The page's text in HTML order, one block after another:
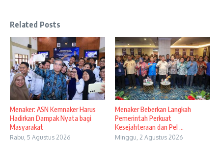
Related Posts
Menaker: ASN Kemnaker Harus
Hadirkan Dampak Nyata bagi
Masyarakat
Rabu, 5 Agustus 2026
Menaker Beberkan Langkah
Pemerintah Perkuat
Kesejahteraan dan Pel ...
Minggu, 2 Agustus 2026